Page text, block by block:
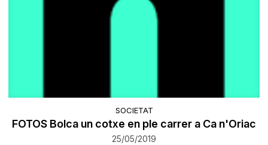
SOCIETAT
FOTOS Bolca un cotxe en ple carrer a Ca n'Oriac
25/05/2019